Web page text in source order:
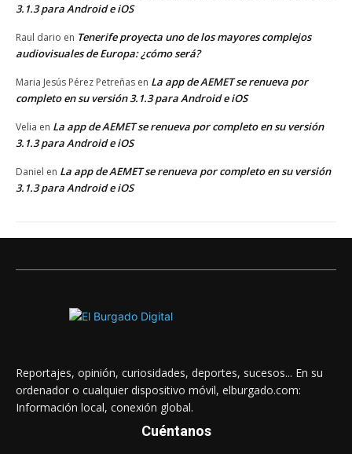
3.1.3 para Android e iOS
Raul dario en Tenerife proyecta uno de los mayores complejos
audiovisuales de Europa: ¿cómo será?
Maria Jesús Pérez Petreñas en La app de AEMET se renueva por
completo en su versión 3.1.3 para Android e iOS
Velia en La app de AEMET se renueva por completo en su versión
3.1.3 para Android e iOS
Daniel en La app de AEMET se renueva por completo en su versión
3.1.3 para Android e iOS
Reportajes, opinión, curiosidades, deportes, sucesos... En su
ordenador o cualquier dispositivo móvil, elburgado.com:
Información local, conexión global.
Cuéntanos